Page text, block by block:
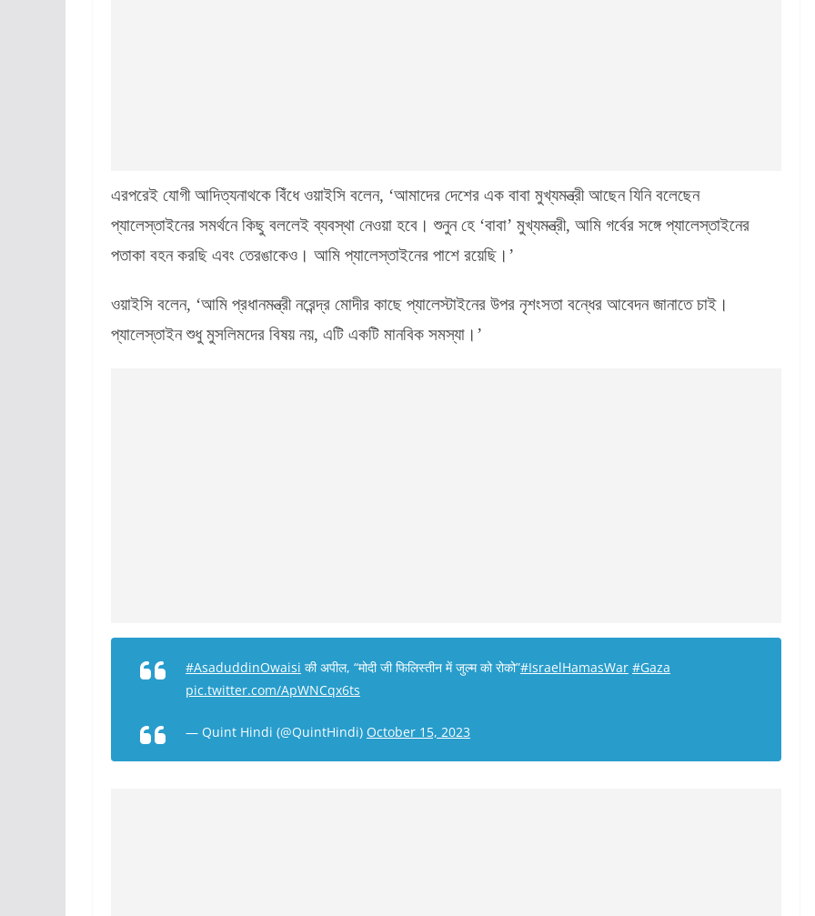
এরপরেই যোগী আদিত্যনাথকে বিঁধে ওয়াইসি বলেন, ‘আমাদের দেশের এক বাবা মুখ্যমন্ত্রী আছেন যিনি বলেছেন
প্যালেস্তাইনের সমর্থনে কিছু বললেই ব্যবস্থা নেওয়া হবে। শুনুন হে ‘বাবা’ মুখ্যমন্ত্রী, আমি গর্বের সঙ্গে প্যালেস্তাইনের
পতাকা বহন করছি এবং তেরঙাকেও। আমি প্যালেস্তাইনের পাশে রয়েছি।’
ওয়াইসি বলেন, ‘আমি প্রধানমন্ত্রী নরেন্দ্র মোদীর কাছে প্যালেস্টাইনের উপর নৃশংসতা বন্ধের আবেদন জানাতে চাই।
প্যালেস্তাইন শুধু মুসলিমদের বিষয় নয়, এটি একটি মানবিক সমস্যা।’
#AsaduddinOwaisi की अपील, “मोदी जी फिलिस्तीन में जुल्म को रोको”#IsraelHamasWar #Gaza
pic.twitter.com/ApWNCqx6ts
— Quint Hindi (@QuintHindi) October 15, 2023